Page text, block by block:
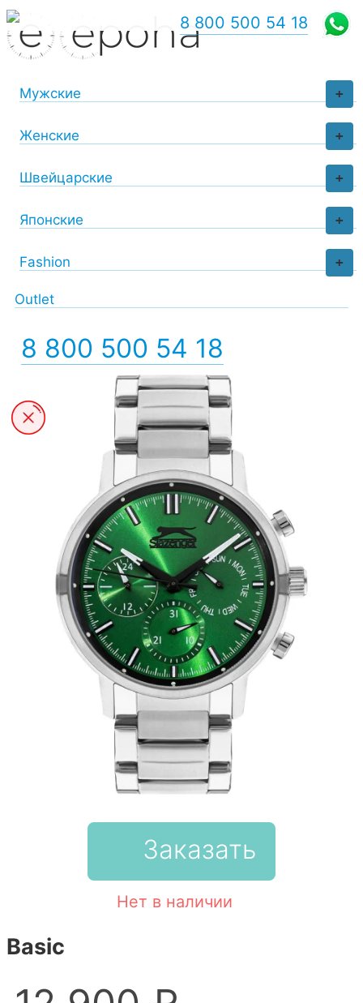
+
Мужские
+
Женские
+
Швейцарские
+
Японские
+
Fashion
Outlet
8 800 500 54 18
8 800 500 54 18
Заказать
Нет в наличии
Basic